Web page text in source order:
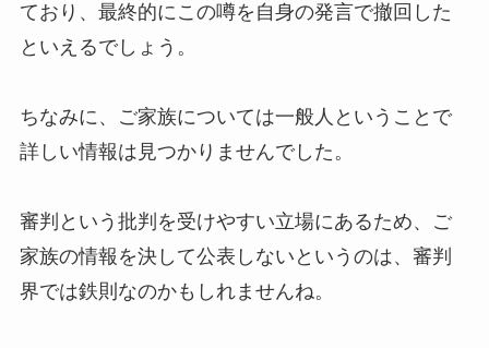
ており、最終的にこの噂を自身の発言で撤回した
といえるでしょう。
ちなみに、ご家族については一般人ということで
詳しい情報は見つかりませんでした。
審判という批判を受けやすい立場にあるため、ご
家族の情報を決して公表しないというのは、審判
界では鉄則なのかもしれませんね。